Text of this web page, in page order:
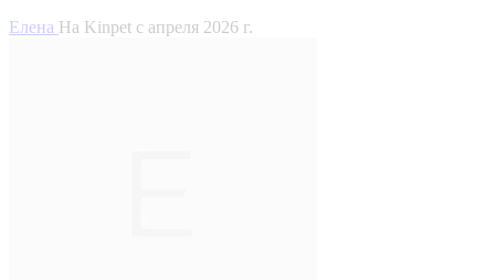
Елена На Kinpet c апреля 2026 г.